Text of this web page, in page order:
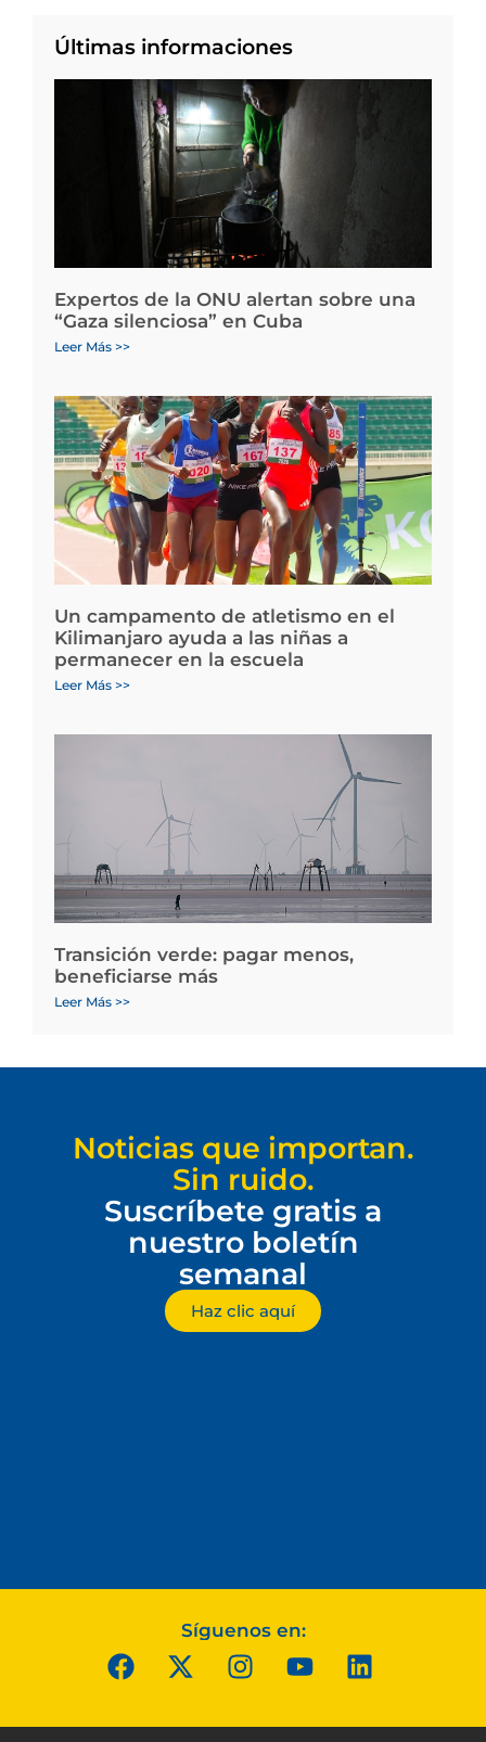
Últimas informaciones
Expertos de la ONU alertan sobre una
“Gaza silenciosa” en Cuba
Leer Más >>
Un campamento de atletismo en el
Kilimanjaro ayuda a las niñas a
permanecer en la escuela
Leer Más >>
Transición verde: pagar menos,
beneficiarse más
Leer Más >>
Noticias que importan.
Sin ruido.
Suscríbete gratis a
nuestro boletín
semanal
Haz clic aquí
Síguenos en: